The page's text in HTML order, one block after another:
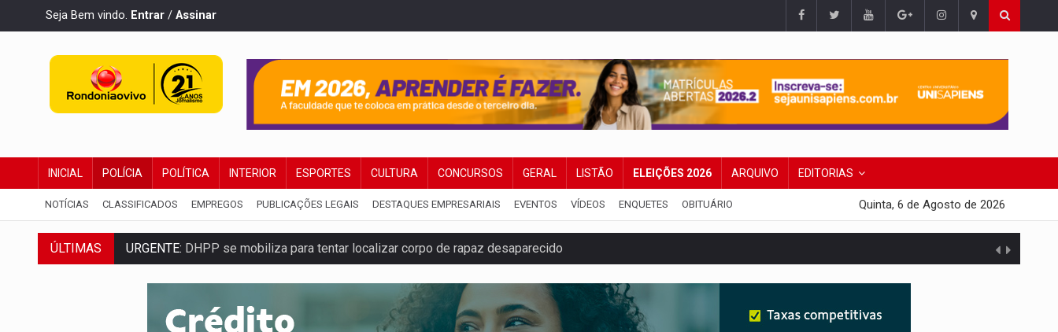
Seja Bem vindo. Entrar / Assinar
INICIAL POLÍCIA POLÍTICA INTERIOR ESPORTES CULTURA CONCURSOS GERAL LISTÃO ELEIÇÕES 2026 ARQUIVO EDITORIAS
NOTÍCIAS CLASSIFICADOS EMPREGOS PUBLICAÇÕES LEGAIS DESTAQUES EMPRESARIAIS EVENTOS VÍDEOS ENQUETES OBITUÁRIO Quinta, 6 de Agosto de 2026
ÚLTIMAS URGENTE: DHPP se mobiliza para tentar localizar corpo de rapaz desaparecido
DÉFICIT DE MANDATO:Contas do governo de Rondônia expõem meta negativa e passivos ocultos
CREDIBILIDADE:Superintendentes da PF defendem independência e apoio à direção nacional